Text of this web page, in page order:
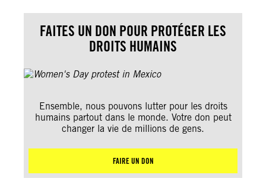
FAITES UN DON POUR PROTÉGER LES
DROITS HUMAINS
Ensemble, nous pouvons lutter pour les droits
humains partout dans le monde. Votre don peut
changer la vie de millions de gens.
FAIRE UN DON